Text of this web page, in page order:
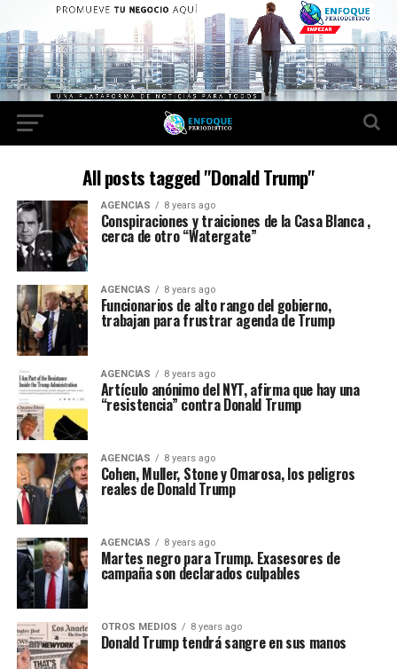
All posts tagged "Donald Trump"
AGENCIAS 8 years ago
Conspiraciones y traiciones de la Casa Blanca ,
cerca de otro “Watergate”
AGENCIAS 8 years ago
Funcionarios de alto rango del gobierno,
trabajan para frustrar agenda de Trump
AGENCIAS 8 years ago
Artículo anónimo del NYT, afirma que hay una
“resistencia” contra Donald Trump
AGENCIAS 8 years ago
Cohen, Muller, Stone y Omarosa, los peligros
reales de Donald Trump
AGENCIAS 8 years ago
Martes negro para Trump. Exasesores de
campaña son declarados culpables
OTROS MEDIOS 8 years ago
Donald Trump tendrá sangre en sus manos